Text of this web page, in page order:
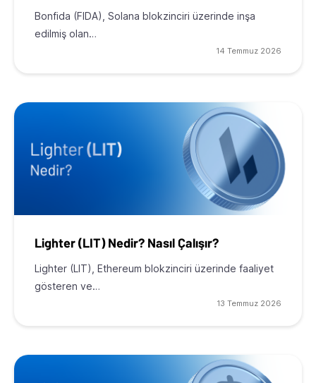
Bonfida (FIDA), Solana blokzinciri üzerinde inşa
edilmiş olan…
14 Temmuz 2026
Lighter (LIT) Nedir? Nasıl Çalışır?
Lighter (LIT), Ethereum blokzinciri üzerinde faaliyet
gösteren ve…
13 Temmuz 2026